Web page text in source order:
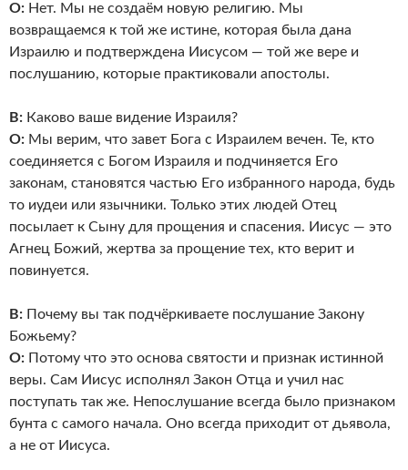
О: Нет. Мы не создаём новую религию. Мы
возвращаемся к той же истине, которая была дана
Израилю и подтверждена Иисусом — той же вере и
послушанию, которые практиковали апостолы.
В: Каково ваше видение Израиля?
О: Мы верим, что завет Бога с Израилем вечен. Те, кто
соединяется с Богом Израиля и подчиняется Его
законам, становятся частью Его избранного народа, будь
то иудеи или язычники. Только этих людей Отец
посылает к Сыну для прощения и спасения. Иисус — это
Агнец Божий, жертва за прощение тех, кто верит и
повинуется.
В: Почему вы так подчёркиваете послушание Закону
Божьему?
О: Потому что это основа святости и признак истинной
веры. Сам Иисус исполнял Закон Отца и учил нас
поступать так же. Непослушание всегда было признаком
бунта с самого начала. Оно всегда приходит от дьявола,
а не от Иисуса.